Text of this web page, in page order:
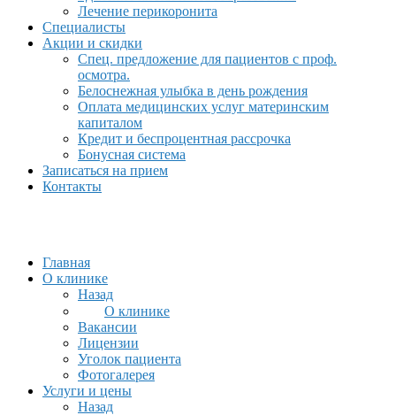
Лечение перикоронита
Специалисты
Акции и скидки
Спец. предложение для пациентов с проф.
осмотра.
Белоснежная улыбка в день рождения
Оплата медицинских услуг материнским
капиталом
Кредит и беспроцентная рассрочка
Бонусная система
Записаться на прием
Контакты
Главная
О клинике
Назад
О клинике
Вакансии
Лицензии
Уголок пациента
Фотогалерея
Услуги и цены
Назад